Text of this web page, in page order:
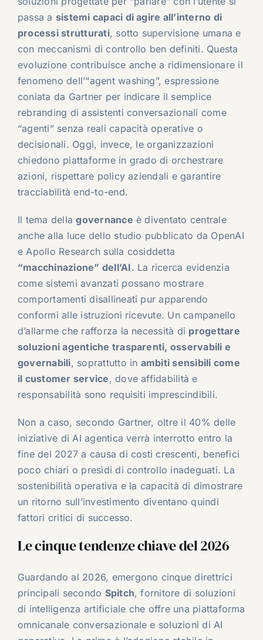
passa a sistemi capaci di agire all’interno di
processi strutturati, sotto supervisione umana e
con meccanismi di controllo ben definiti. Questa
evoluzione contribuisce anche a ridimensionare il
fenomeno dell’“agent washing”, espressione
coniata da Gartner per indicare il semplice
rebranding di assistenti conversazionali come
“agenti” senza reali capacità operative o
decisionali. Oggi, invece, le organizzazioni
chiedono piattaforme in grado di orchestrare
azioni, rispettare policy aziendali e garantire
tracciabilità end-to-end.
Il tema dellagovernance è diventato centrale
anche alla luce dello studio pubblicato da OpenAI
e Apollo Research sulla cosiddetta
“macchinazione” dell’AI. La ricerca evidenzia
come sistemi avanzati possano mostrare
comportamenti disallineati pur apparendo
conformi alle istruzioni ricevute. Un campanello
d’allarme che rafforza la necessità di progettare
soluzioni agentiche trasparenti, osservabili e
governabili, soprattutto in ambiti sensibili come
il customer service, dove affidabilità e
responsabilità sono requisiti imprescindibili.
Non a caso, secondo Gartner, oltre il 40% delle
iniziative di AI agentica verrà interrotto entro la
fine del 2027 a causa di costi crescenti, benefici
poco chiari o presìdi di controllo inadeguati. La
sostenibilità operativa e la capacità di dimostrare
un ritorno sull’investimento diventano quindi
fattori critici di successo.
Le cinque tendenze chiave del 2026
Guardando al 2026, emergono cinque direttrici
principali secondo Spitch, fornitore di soluzioni
di intelligenza artificiale che offre una piattaforma
omnicanale conversazionale e soluzioni di AI